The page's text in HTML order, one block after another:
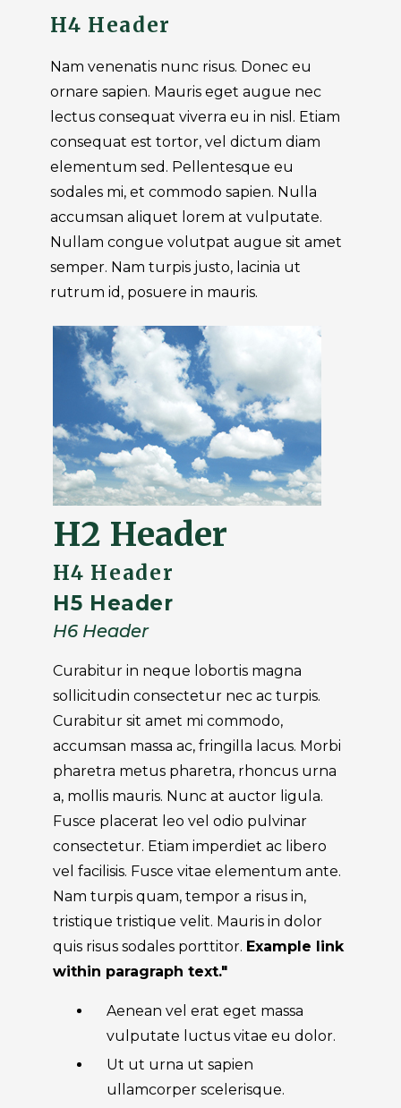
H4 Header
Nam venenatis nunc risus. Donec eu
ornare sapien. Mauris eget augue nec
lectus consequat viverra eu in nisl. Etiam
consequat est tortor, vel dictum diam
elementum sed. Pellentesque eu
sodales mi, et commodo sapien. Nulla
accumsan aliquet lorem at vulputate.
Nullam congue volutpat augue sit amet
semper. Nam turpis justo, lacinia ut
rutrum id, posuere in mauris.
H2 Header
H4 Header
H5 Header
H6 Header
Curabitur in neque lobortis magna
sollicitudin consectetur nec ac turpis.
Curabitur sit amet mi commodo,
accumsan massa ac, fringilla lacus. Morbi
pharetra metus pharetra, rhoncus urna
a, mollis mauris. Nunc at auctor ligula.
Fusce placerat leo vel odio pulvinar
consectetur. Etiam imperdiet ac libero
vel facilisis. Fusce vitae elementum ante.
Nam turpis quam, tempor a risus in,
tristique tristique velit. Mauris in dolor
quis risus sodales porttitor. Example link
within paragraph text."
Aenean vel erat eget massa
vulputate luctus vitae eu dolor.
Ut ut urna ut sapien
ullamcorper scelerisque.